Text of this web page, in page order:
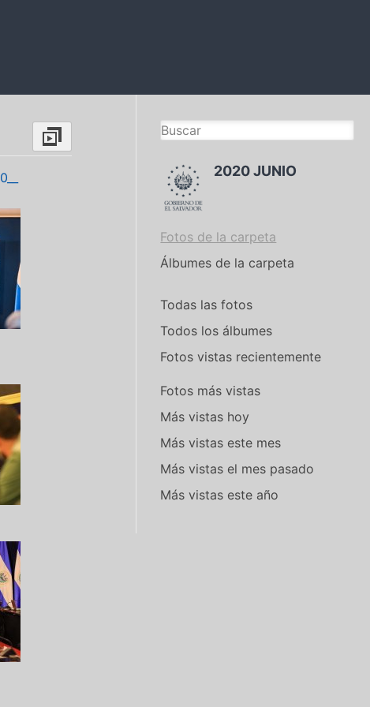
2020 JUNIO
Fotos de la carpeta
Álbumes de la carpeta
Todas las fotos
Todos los álbumes
Fotos vistas recientemente
Fotos más vistas
Más vistas hoy
Más vistas este mes
Más vistas el mes pasado
Más vistas este año